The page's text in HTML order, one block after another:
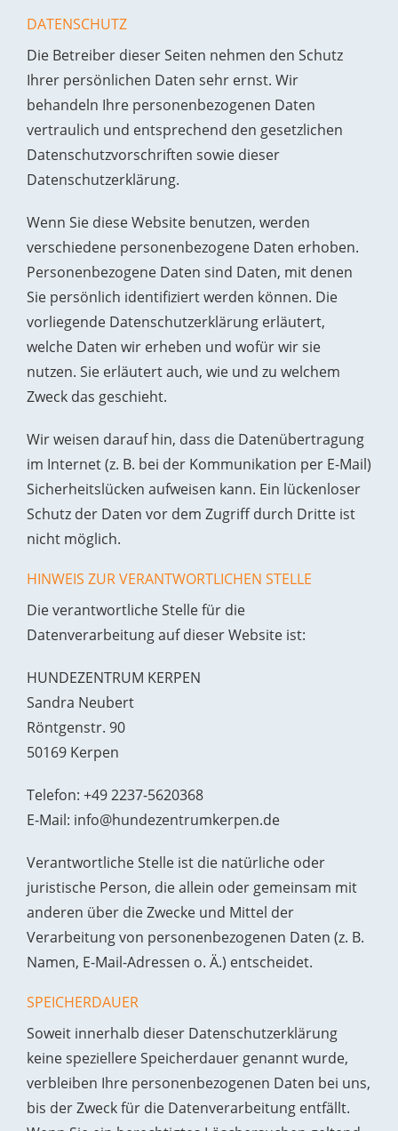
DATENSCHUTZ
Die Betreiber dieser Seiten nehmen den Schutz
Ihrer persönlichen Daten sehr ernst. Wir
behandeln Ihre personenbezogenen Daten
vertraulich und entsprechend den gesetzlichen
Datenschutzvorschriften sowie dieser
Datenschutzerklärung.
Wenn Sie diese Website benutzen, werden
verschiedene personenbezogene Daten erhoben.
Personenbezogene Daten sind Daten, mit denen
Sie persönlich identifiziert werden können. Die
vorliegende Datenschutzerklärung erläutert,
welche Daten wir erheben und wofür wir sie
nutzen. Sie erläutert auch, wie und zu welchem
Zweck das geschieht.
Wir weisen darauf hin, dass die Datenübertragung
im Internet (z. B. bei der Kommunikation per E-Mail)
Sicherheitslücken aufweisen kann. Ein lückenloser
Schutz der Daten vor dem Zugriff durch Dritte ist
nicht möglich.
HINWEIS ZUR VERANTWORTLICHEN STELLE
Die verantwortliche Stelle für die
Datenverarbeitung auf dieser Website ist:
HUNDEZENTRUM KERPEN
Sandra Neubert
Röntgenstr. 90
50169 Kerpen
Telefon: +49 2237-5620368
E-Mail: info@hundezentrumkerpen.de
Verantwortliche Stelle ist die natürliche oder
juristische Person, die allein oder gemeinsam mit
anderen über die Zwecke und Mittel der
Verarbeitung von personenbezogenen Daten (z. B.
Namen, E-Mail-Adressen o. Ä.) entscheidet.
SPEICHERDAUER
Soweit innerhalb dieser Datenschutzerklärung
keine speziellere Speicherdauer genannt wurde,
verbleiben Ihre personenbezogenen Daten bei uns,
bis der Zweck für die Datenverarbeitung entfällt.